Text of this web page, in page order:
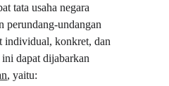
tata usaha negara
perundang-undangan
individual, konkret, dan
dapat dijabarkan
, yaitu: